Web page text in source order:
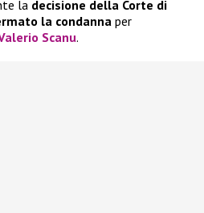
la decisione della Corte di
la condanna per
Scanu.